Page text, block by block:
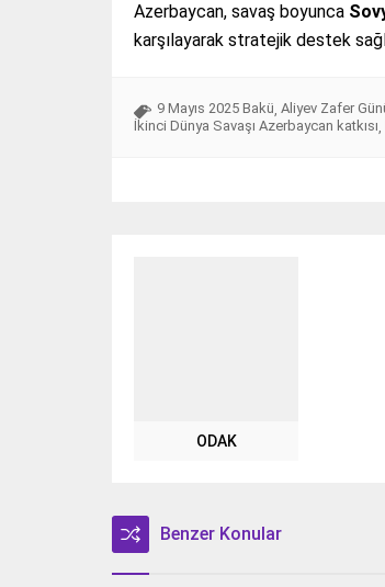
Azerbaycan, savaş boyunca
karşılayarak stratejik destek
9 Mayıs 2025 Bakü, Aliyev Zafer
İkinci Dünya Savaşı Azerbaycan katkısı,
ODAK
Benzer Konular